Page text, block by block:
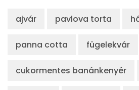
ajvár pavlova torta
panna cotta fügelekvár
cukormentes banánkenyér